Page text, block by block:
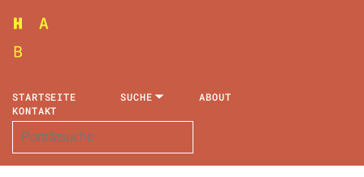
STARTSEITE SUCHE
ABOUT
KONTAKT